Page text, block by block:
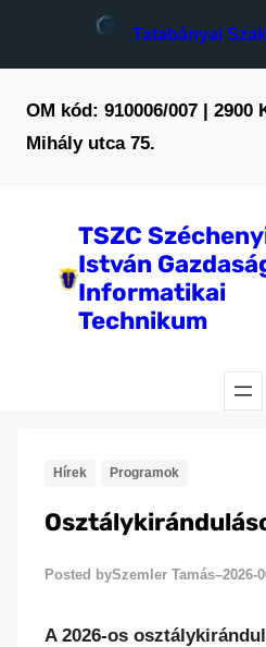
Tatabányai
OM kód: 910006/007 |
Mihály utca 75.
TSZC
István
Informatikai
Technikum
Hírek Programok
Posted bySzemler Tamás–2026-
A 2026-os